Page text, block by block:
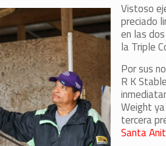
Vistoso
preciado
en las
la Triple
Por sus
R K
Weight
tercera
Santa